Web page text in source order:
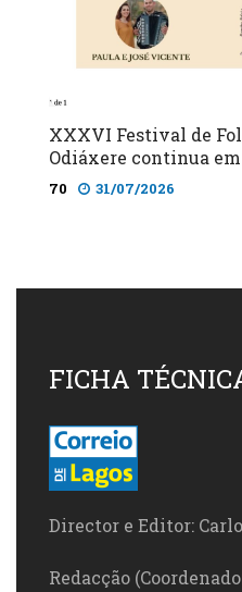
XXXVI Festival de
Odiáxere continua em
70 31/07/2026
FICHA
Director e Editor:
Redacção